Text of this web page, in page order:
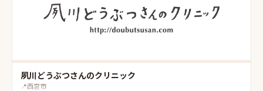
夙川どうぶつさんのクリニック
📍西宮市